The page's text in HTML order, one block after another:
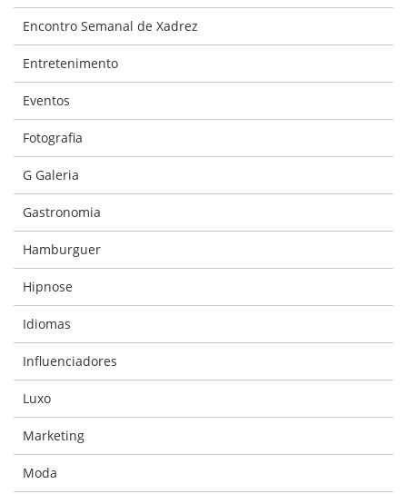
Encontro Semanal de Xadrez
Entretenimento
Eventos
Fotografia
G Galeria
Gastronomia
Hamburguer
Hipnose
Idiomas
Influenciadores
Luxo
Marketing
Moda